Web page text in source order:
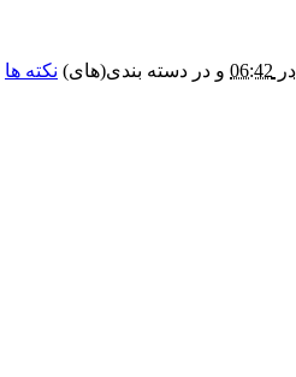
و در دسته بندی(های) نکته ها